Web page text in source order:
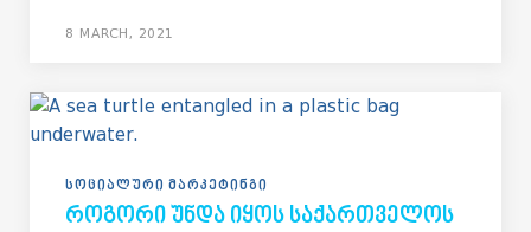
8 MARCH, 2021
ᲡᲝᲪᲘᲐᲚᲣᲠᲘ ᲛᲐᲠᲙᲔᲢᲘᲜᲒᲘ
ᲠᲝᲒᲝᲠᲘ ᲣᲜᲓᲐ ᲘᲧᲝᲡ ᲡᲐᲥᲐᲠᲗᲕᲔᲚᲝᲡ